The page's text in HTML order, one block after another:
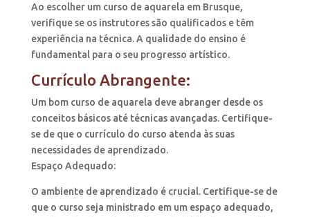
Ao escolher um curso de aquarela em Brusque,
verifique se os instrutores são qualificados e têm
experiência na técnica. A qualidade do ensino é
fundamental para o seu progresso artístico.
Currículo Abrangente:
Um bom curso de aquarela deve abranger desde os
conceitos básicos até técnicas avançadas. Certifique-
se de que o currículo do curso atenda às suas
necessidades de aprendizado.
Espaço Adequado:
O ambiente de aprendizado é crucial. Certifique-se de
que o curso seja ministrado em um espaço adequado,